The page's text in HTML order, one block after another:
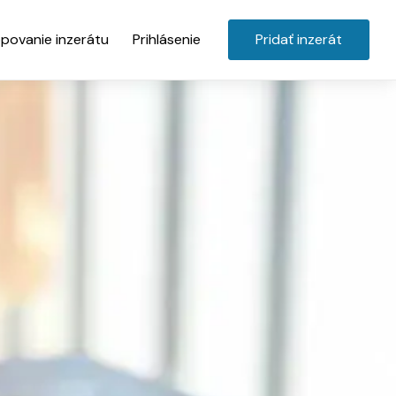
inzerátu Prihlásenie Pridať inzerát